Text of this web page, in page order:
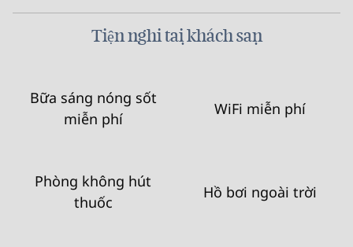
Tiện nghi tại khách sạn
Bữa sáng nóng sốt
miễn phí
WiFi miễn phí
Phòng không hút
thuốc
Hồ bơi ngoài trời